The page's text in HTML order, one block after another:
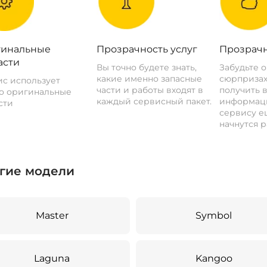
использует
оригинальные
Прозрачность услуг
Вы точно будете знать,
какие именно запасные
части и работы входят в
каждый сервисный пакет.
Забудьте
получить
сервису
начнутся
модели
Master Symbol
Laguna Kangoo